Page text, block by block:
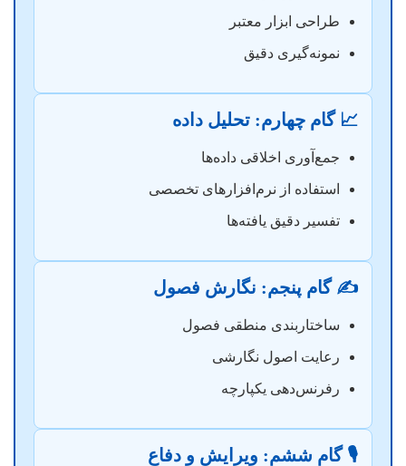
طراحی ابزار معتبر
نمونه‌گیری دقیق
📈 گام چهارم: تحلیل داده
جمع‌آوری اخلاقی داده‌ها
استفاده از نرم‌افزارهای تخصصی
تفسیر دقیق یافته‌ها
✍️ گام پنجم: نگارش فصول
ساختاربندی منطقی فصول
رعایت اصول نگارشی
رفرنس‌دهی یکپارچه
🎙️ گام ششم: ویرایش و دفاع